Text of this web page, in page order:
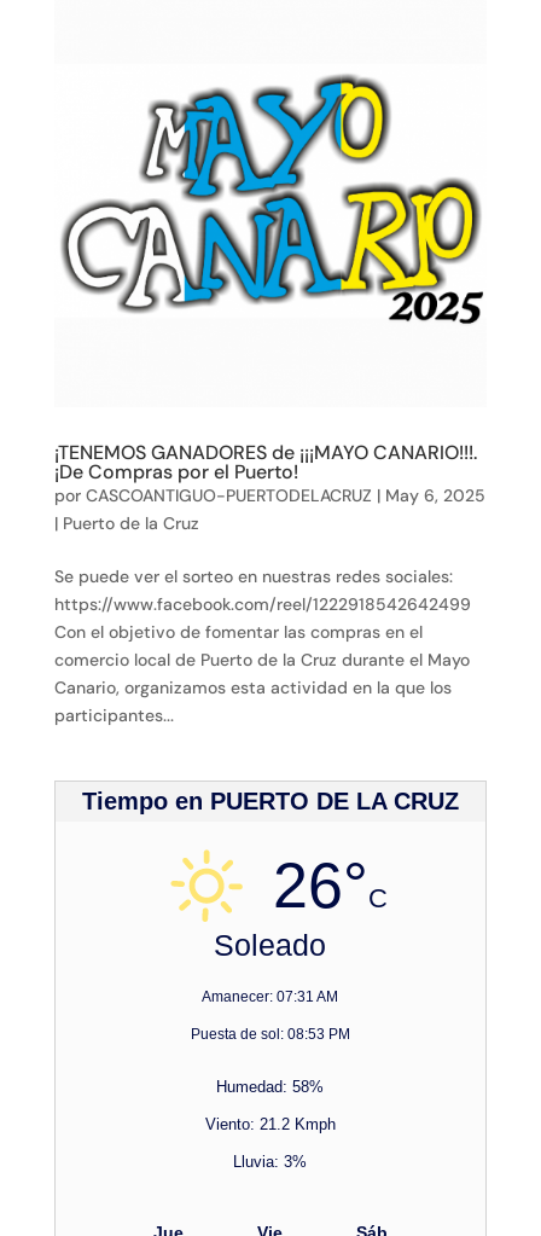
¡TENEMOS GANADORES de ¡¡¡MAYO CANARIO!!!.
¡De Compras por el Puerto!
por CASCOANTIGUO-PUERTODELACRUZ | May 6, 2025
| Puerto de la Cruz
Se puede ver el sorteo en nuestras redes sociales:
https://www.facebook.com/reel/1222918542642499
Con el objetivo de fomentar las compras en el
comercio local de Puerto de la Cruz durante el Mayo
Canario, organizamos esta actividad en la que los
participantes...
Tiempo en PUERTO DE LA CRUZ
26°C
Soleado
Amanecer: 07:31 AM
Puesta de sol: 08:53 PM
Humedad: 58%
Viento: 21.2 Kmph
Lluvia: 3%